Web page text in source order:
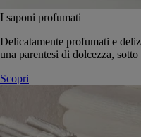
I saponi profumati
Delicatamente profumati e
una parentesi di dolcezza,
Scopri